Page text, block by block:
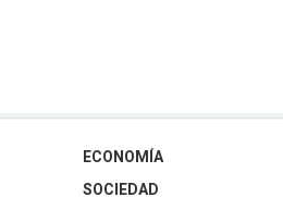
ECONOMÍA
SOCIEDAD